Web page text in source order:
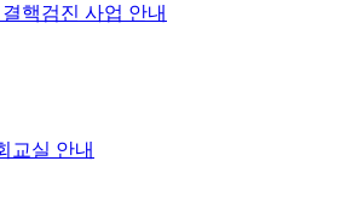
핵검진 사업 안내
교실 안내